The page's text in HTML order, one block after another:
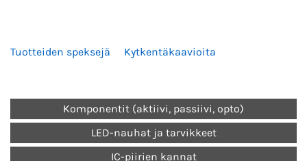
Tuotteiden speksejä Kytkentäkaavioita
Komponentit (aktiivi, passiivi, opto)
LED-nauhat ja tarvikkeet
IC-piirien kannat